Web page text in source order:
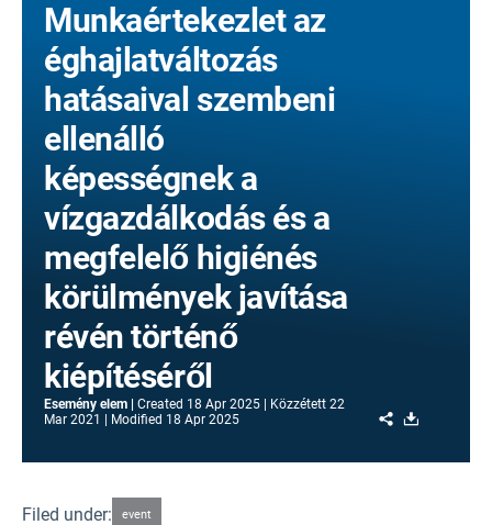
Munkaértekezlet az
éghajlatváltozás
hatásaival szembeni
ellenálló
képességnek a
vízgazdálkodás és a
megfelelő higiénés
körülmények javítása
révén történő
kiépítéséről
Esemény elem Created 18 Apr 2025 Közzétett 22
Mar 2021
Modified 18 Apr 2025 Share
Filed under: event